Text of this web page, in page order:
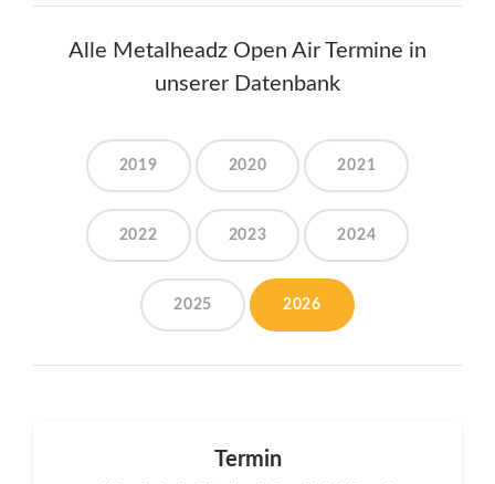
Alle Metalheadz Open Air Termine in
unserer Datenbank
2019 2020 2021
2022 2023 2024
2025 2026
Termin